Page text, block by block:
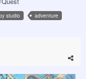
studio
adventure